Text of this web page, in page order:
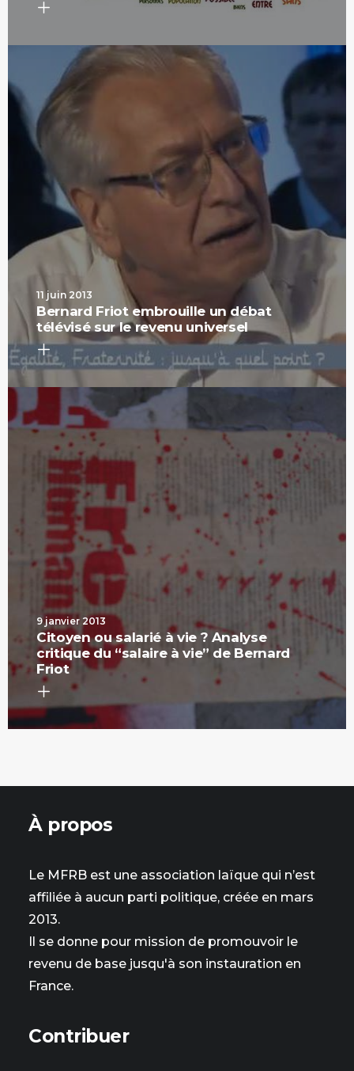
11 juin 2013
Bernard Friot embrouille un débat
télévisé sur le revenu universel
9 janvier 2013
Citoyen ou salarié à vie ? Analyse
critique du “salaire à vie” de Bernard
Friot
À propos
Le MFRB est une association laïque qui n’est
affiliée à aucun parti politique, créée en mars
2013.
Il se donne pour mission de promouvoir le
revenu de base jusqu'à son instauration en
France.
Contribuer